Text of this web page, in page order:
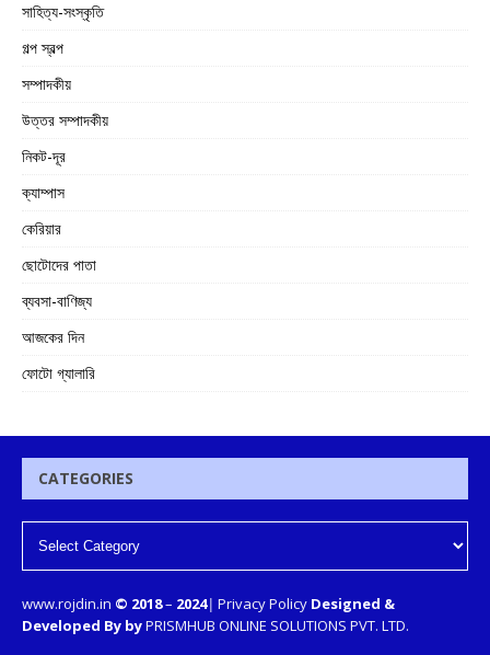
সাহিত্য-সংস্কৃতি
গল্প স্বল্প
সম্পাদকীয়
উত্তর সম্পাদকীয়
নিকট-দূর
ক্যাম্পাস
কেরিয়ার
ছোটোদের পাতা
ব্যবসা-বাণিজ্য
আজকের দিন
ফোটো গ্যালারি
CATEGORIES
www.rojdin.in © 2018– 2024| Privacy Policy Designed &
Developed By byPRISMHUB ONLINE SOLUTIONS PVT. LTD.